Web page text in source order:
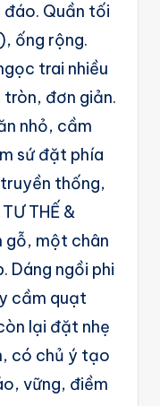
Quần tối
ống rộng.
trai nhiều
đơn giản.
nhỏ, cầm
sứ đặt phía
thống,
THẾ &
gỗ, một chân
Dáng ngồi phi
cầm quạt
lại đặt nhẹ
có chủ ý tạo
vững, điềm